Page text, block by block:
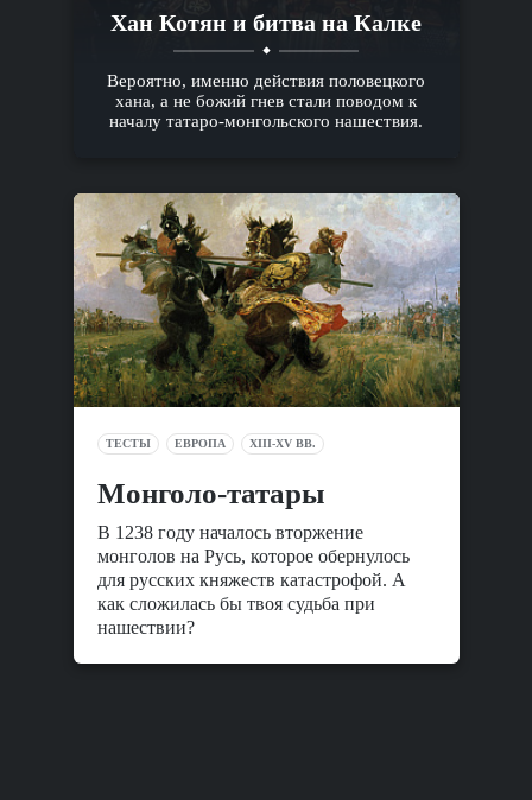
Хан Котян и битва на Калке
Вероятно, именно действия половецкого
хана, а не божий гнев стали поводом к
началу татаро-монгольского нашествия.
ТЕСТЫ ЕВРОПА XIII-XV ВВ.
Монголо-татары
В 1238 году началось вторжение
монголов на Русь, которое обернулось
для русских княжеств катастрофой. А
как сложилась бы твоя судьба при
нашествии?